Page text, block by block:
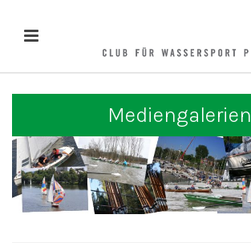
Mediengalerien